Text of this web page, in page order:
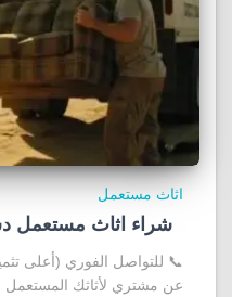
اثاث مستعمل
شراء اثاث مستعمل
عن مشتري لأثاثك المستعمل